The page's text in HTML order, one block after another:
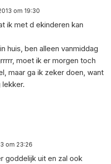
om 19:30
ik met d ekinderen kan
huis, ben alleen vanmiddag
moet ik er morgen toch
maar ga ik zeker doen, want
om 23:26
goddelijk uit en zal ook